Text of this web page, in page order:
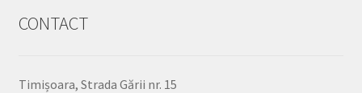
CONTACT
Timișoara, Strada Gării nr. 15